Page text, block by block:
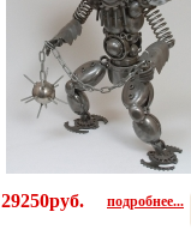
29250руб. подробнее...